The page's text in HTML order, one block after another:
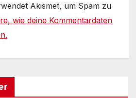
Akismet, um Spam zu
wie deine Kommentardaten